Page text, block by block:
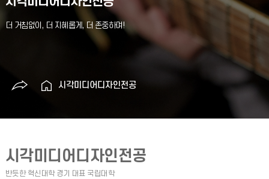
시각미디어디자인전공
시각미디어디자인전공